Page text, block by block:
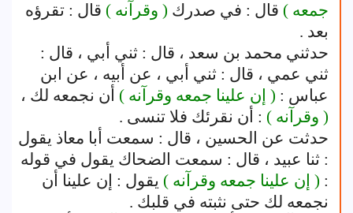
جمعه ) قال : في صدرك ( وقرآنه ) قال : تقرؤه
بعد .
حدثني محمد بن سعد ، قال : ثني أبي ، قال :
ثني عمي ، قال : ثني أبي ، عن أبيه ، عن ابن
عباس : ( إن علينا جمعه وقرآنه ) أن نجمعه لك ،
( وقرآنه ) : أن نقرئك فلا تنسى .
حدثت عن الحسين ، قال : سمعت أبا معاذ يقول
: ثنا عبيد ، قال : سمعت الضحاك يقول في قوله
: ( إن علينا جمعه وقرآنه ) يقول : إن علينا أن
نجمعه لك حتى نثبته في قلبك .